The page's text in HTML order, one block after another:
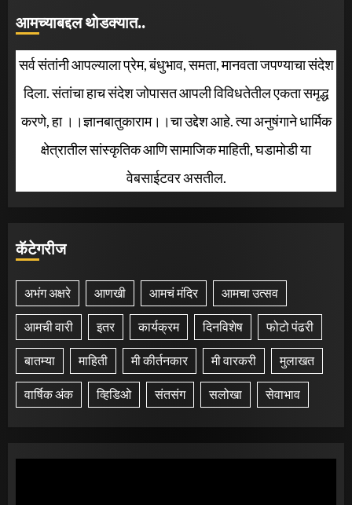
आमच्याबद्दल थोडक्यात..
सर्व संतांनी आपल्याला प्रेम, बंधुभाव, समता, मानवता जपण्याचा संदेश
दिला. संतांचा हाच संदेश जोपासत आपली विविधतेतील एकता समृद्ध
करणे, हा ।।ज्ञानबातुकाराम।।चा उद्देश आहे. त्या अनुषंगाने धार्मिक
क्षेत्रातील सांस्कृतिक आणि सामाजिक माहिती, घडामोडी या
वेबसाईटवर असतील.
कॅटेगरीज
अभंग अक्षरे आणखी आमचं मंदिर आमचा उत्सव
आमची वारी इतर कार्यक्रम दिनविशेष फोटो पंढरी
बातम्या माहिती मी कीर्तनकार मी वारकरी मुलाखत
वार्षिक अंक व्हिडिओ संतसंग सलोखा सेवाभाव